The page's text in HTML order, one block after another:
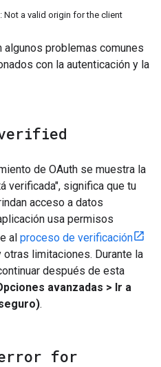
a valid origin for the client
algunos problemas comunes
con la autenticación y la
de OAuth se muestra la
verificada", significa que tu
acceso a datos
usa permisos
al proceso de verificación
limitaciones. Durante la
después de esta
avanzadas > Ir a
.
for